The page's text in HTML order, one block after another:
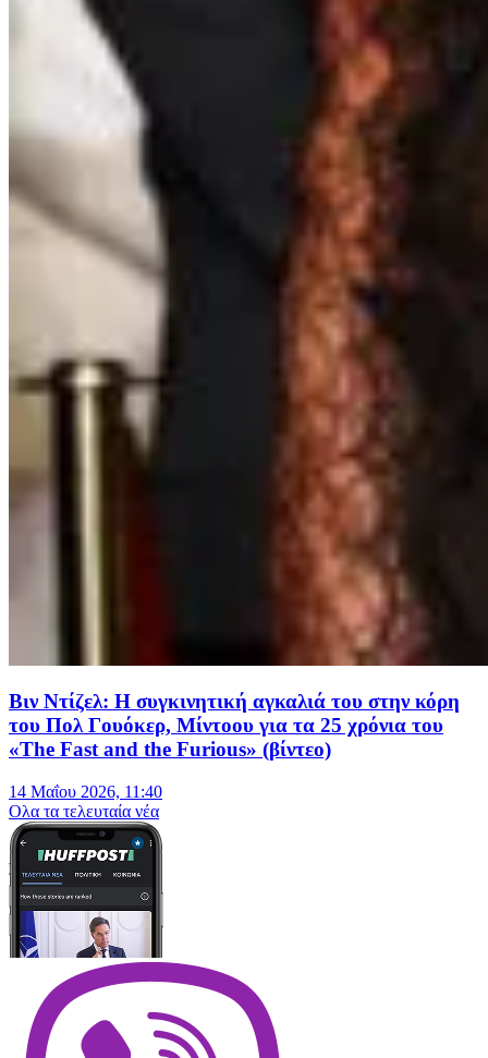
Βιν Ντίζελ: Η συγκινητική αγκαλιά του στην κόρη
του Πολ Γουόκερ, Μίντοου για τα 25 χρόνια του
«The Fast and the Furious» (βίντεο)
14 Μαΐου 2026, 11:40
Oλα τα τελευταία νέα